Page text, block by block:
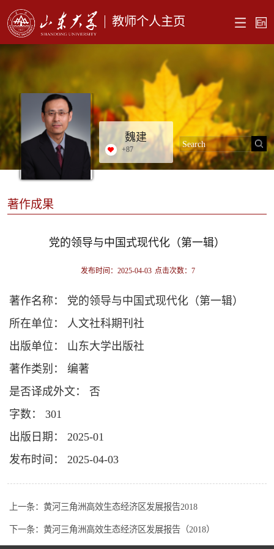
教师个人主页
魏建
+87
著作成果
党的领导与中国式现代化（第一辑）
发布时间：2025-04-03 点击次数： 7
著作名称： 党的领导与中国式现代化（第一辑）
所在单位： 人文社科期刊社
出版单位： 山东大学出版社
著作类别： 编著
是否译成外文： 否
字数： 301
出版日期： 2025-01
发布时间： 2025-04-03
上一条： 黄河三角洲高效生态经济区发展报告2018
下一条： 黄河三角洲高效生态经济区发展报告（2018）